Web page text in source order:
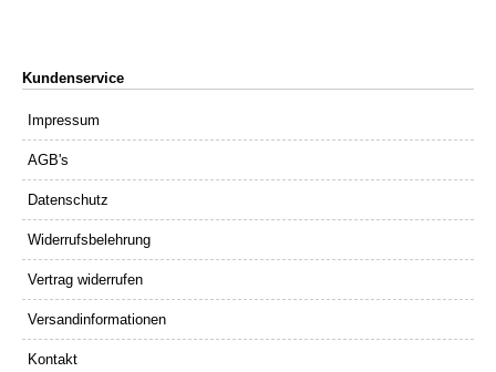
Kundenservice
Impressum
AGB's
Datenschutz
Widerrufsbelehrung
Vertrag widerrufen
Versandinformationen
Kontakt